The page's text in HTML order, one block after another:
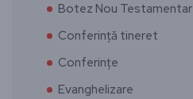
Botez Nou Testamentar
Conferință tineret
Conferințe
Evanghelizare